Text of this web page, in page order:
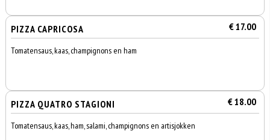
PIZZA CAPRICOSA € 17.00
Tomatensaus, kaas, champignons en ham
PIZZA QUATRO STAGIONI € 18.00
Tomatensaus, kaas, ham, salami, champignons en artisjokken